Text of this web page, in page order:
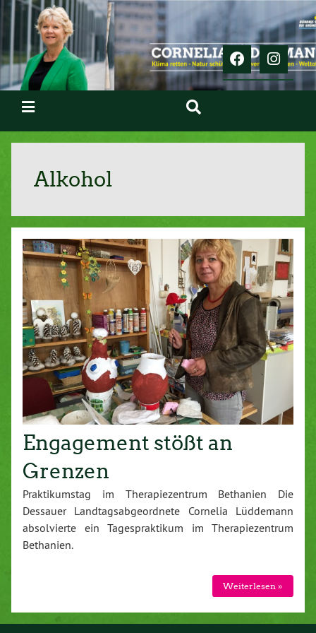
Alkohol
Engagement stößt an
Grenzen
Praktikumstag im Therapiezentrum Bethanien Die
Dessauer Landtagsabgeordnete Cornelia Lüddemann
absolvierte ein Tagespraktikum im Therapiezentrum
Bethanien.
Weiterlesen »